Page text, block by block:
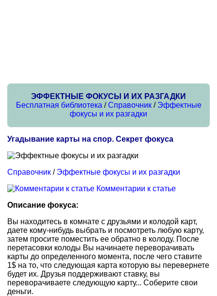
ЭФФЕКТНЫЕ ФОКУСЫ И ИХ РАЗГАДКИ
Бесплатная библиотека /Справочник/ Эффектные
фокусы и их разгадки
Угадывание карты на спор. Секрет фокуса
Справочник / Эффектные фокусы и их разгадки
Комментарии к статье
Описание фокуса:
Вы находитесь в комнате с друзьями и колодой карт,
даете кому-нибудь выбрать и посмотреть любую карту,
затем просите поместить ее обратно в колоду. После
перетасовки колоды Вы начинаете переворачивать
карты до определенного момента, после чего ставите
1$ на то, что следующая карта которую вы перевернете
будет их. Друзья поддерживают ставку, вы
переворачиваете следующую карту... Соберите свои
деньги.